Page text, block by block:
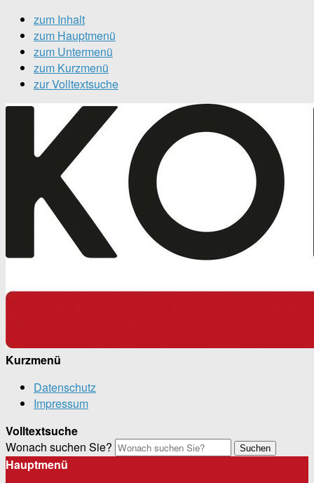
zum Inhalt
zum Hauptmenü
zum Untermenü
zum Kurzmenü
zur Volltextsuche
Kurzmenü
Datenschutz
Impressum
Volltextsuche
Wonach suchen Sie?
Suchen
Hauptmenü